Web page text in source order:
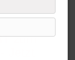
zum
Jetzt